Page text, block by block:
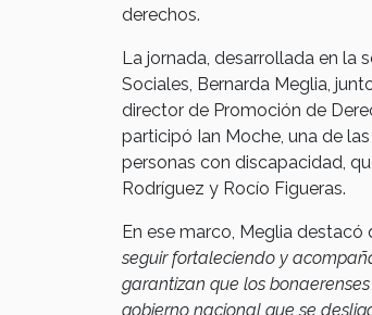
derechos.
La jornada, desarrollada en la
Sociales, Bernarda Meglia,
director de Promoción de
participó Ian Moche, una de
personas con discapacidad,
Rodríguez y Rocío Figueras.
En ese marco, Meglia destacó
seguir fortaleciendo y
garantizan que los
gobierno nacional que se